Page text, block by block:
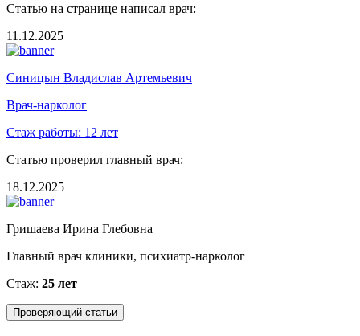
Статью на странице написал врач:
11.12.2025
Синицын Владислав Артемьевич
Врач-нарколог
Стаж работы: 12 лет
Статью проверил главный врач:
18.12.2025
Гришаева Ирина Глебовна
Главный врач клиники, психиатр-нарколог
Стаж: 25 лет
Проверяющий статьи